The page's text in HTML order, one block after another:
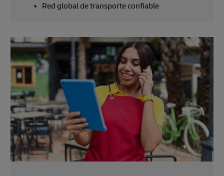
Red global de transporte confiable